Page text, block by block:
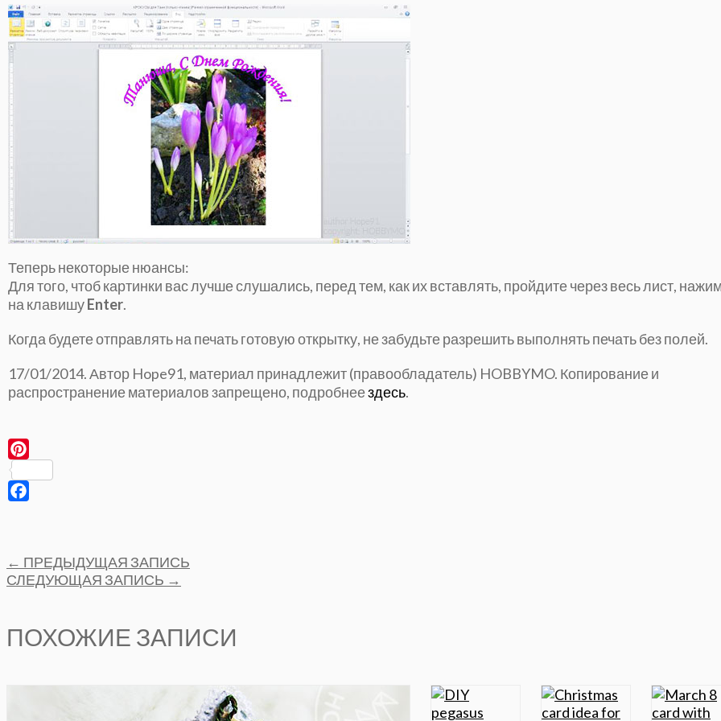
Теперь некоторые нюансы:
Для того, чтоб картинки вас лучше слушались, перед тем, как их вставлять, пройдите через весь лист,
на клавишуEnter.
Когда будете отправлять на печать готовую открытку, не забудьте разрешить выполнять печать без полей.
17/01/2014. Автор Hope91, материал принадлежит (правообладатель) HOBBYMO. Копирование и
распространение материалов запрещено, подробнеездесь.
Post
navigation
← ПРЕДЫДУЩАЯ ЗАПИСЬ
СЛЕДУЮЩАЯ ЗАПИСЬ →
ПОХОЖИЕ ЗАПИСИ